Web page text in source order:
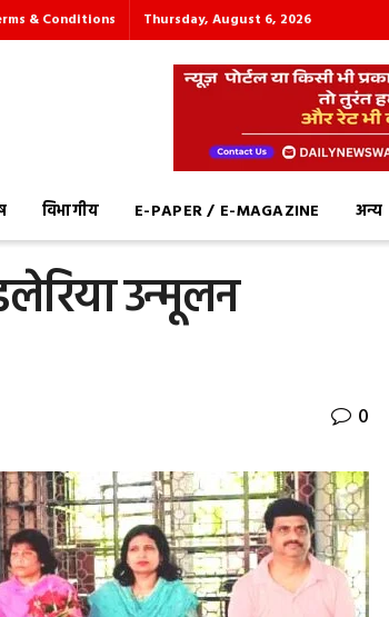
& Conditions Thursday, August 6, 2026
विभागीय E-PAPER / E-MAGAZINE अन्य
उन्मूलन
0